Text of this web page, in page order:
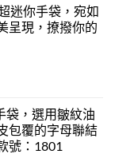
迷你手袋，宛如
呈現，撩撥你的
袋，選用皺紋油
包覆的字母聯結
號：1801